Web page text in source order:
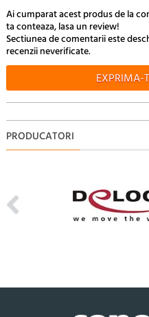
Ai cumparat acest produs de la
ta conteaza, lasa un review!
Sectiunea de comentarii este
recenzii neverificate.
EXPRIMA-
PRODUCATORI